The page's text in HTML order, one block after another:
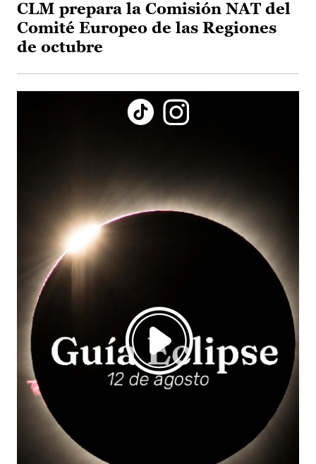
CLM prepara la Comisión NAT del
Comité Europeo de las Regiones
de octubre